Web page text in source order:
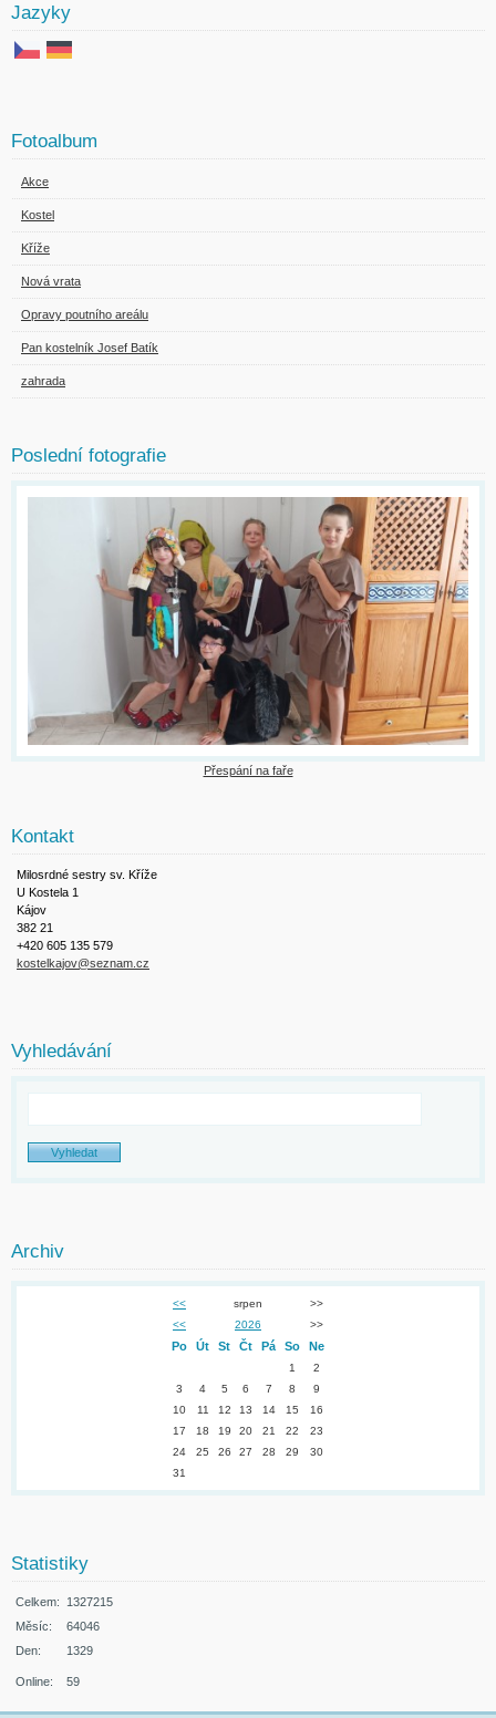
Jazyky
Fotoalbum
Akce
Kostel
Kříže
Nová vrata
Opravy poutního areálu
Pan kostelník Josef Batík
zahrada
Poslední fotografie
Přespání na faře
Kontakt
Milosrdné sestry sv. Kříže
U Kostela 1
Kájov
382 21
+420 605 135 579
kostelkajov@seznam.cz
Vyhledávání
Archiv
<< srpen
>>
<<
2026 >>
Po Út St Čt Pá So Ne
1
2
3
4 5 6 7 8
9
10
11 12 13 14 15
16
17
18 19 20 21 22
23
24
25 26 27 28 29
30
31
Statistiky
Online: 59
Celkem:
1327215
Měsíc:
64046
Den:
1329